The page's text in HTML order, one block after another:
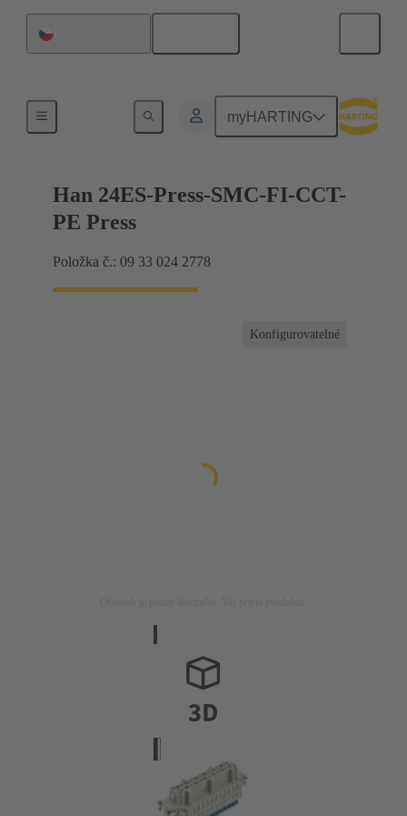
myHARTING
Proud do 16 A
Han 24ES-Press-SMC-FI-CCT-
PE Press
Položka č.: 09 33 024 2778
Konfigurovatelné